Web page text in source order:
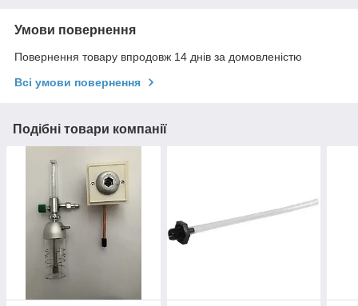
Умови повернення
Повернення товару впродовж 14 днів за домовленістю
Всі умови повернення
Подібні товари компанії